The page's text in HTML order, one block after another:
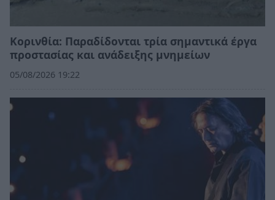
Κορινθία: Παραδίδονται τρία σημαντικά έργα
προστασίας και ανάδειξης μνημείων
05/08/2026 19:22